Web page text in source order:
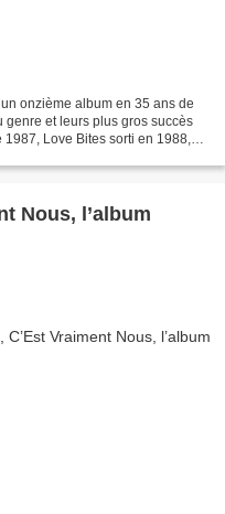
onzième album en 35 ans de
genre et leurs plus gros succès
Love Bites sorti en 1988,
Nous, l’album